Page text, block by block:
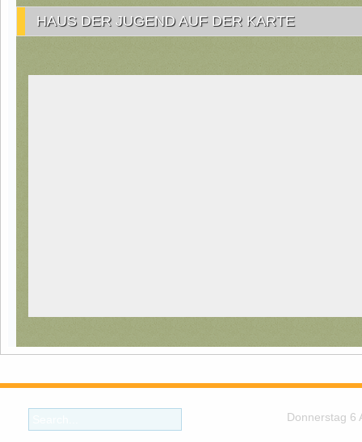
HAUS DER JUGEND AUF DER KARTE
Donnerstag 6